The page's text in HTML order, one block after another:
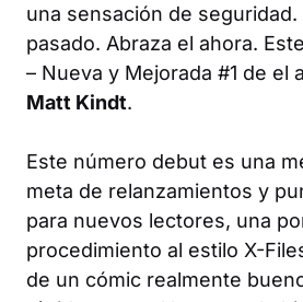
una sensación de seguridad.
pasado. Abraza el ahora.
– Nueva y Mejorada #1 de el
Matt Kindt.
Este número debut es una
meta de relanzamientos y
para nuevos lectores, una
procedimiento al estilo X-
de un cómic realmente